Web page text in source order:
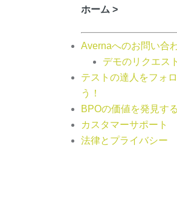
ホーム >
Avernaへのお問い合
デモのリクエスト
テストの達人をフォ
う！
BPOの価値を発見する
カスタマーサポート
法律とプライバシー